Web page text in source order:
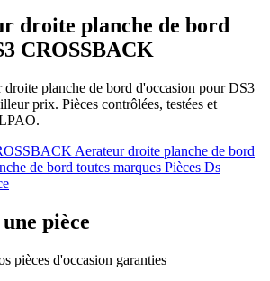
droite planche de bord
CROSSBACK
droite planche de bord d'occasion pour DS3
prix. Pièces contrôlées, testées et
Aerateur droite planche de bord
de bord toutes marques Pièces Ds
pièce
pièces d'occasion garanties